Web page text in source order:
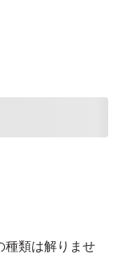
種類は解りませ